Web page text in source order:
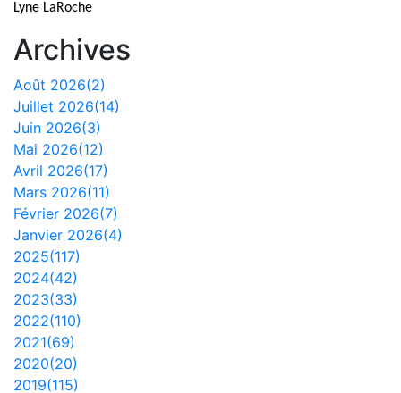
Lyne LaRoche
Archives
Août 2026(2)
Juillet 2026(14)
Juin 2026(3)
Mai 2026(12)
Avril 2026(17)
Mars 2026(11)
Février 2026(7)
Janvier 2026(4)
2025(117)
2024(42)
2023(33)
2022(110)
2021(69)
2020(20)
2019(115)